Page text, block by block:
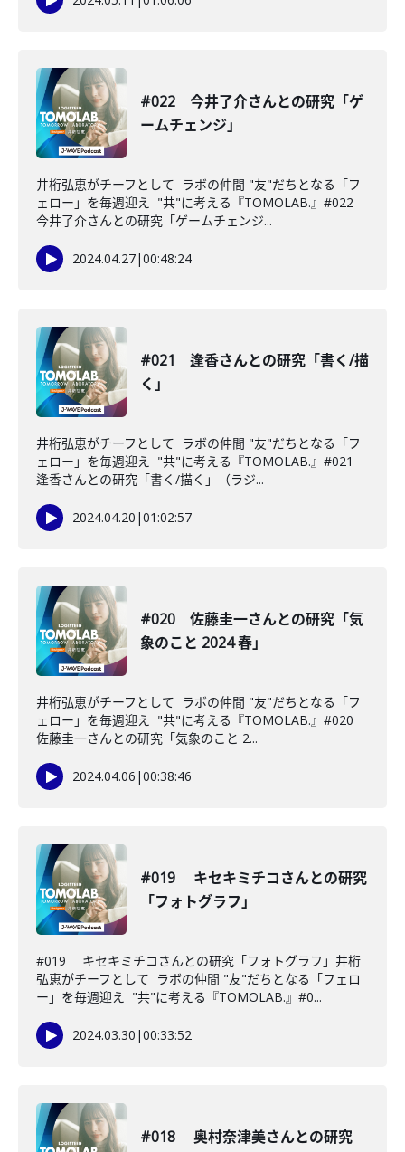
#022 今井了介さんとの研究「ゲ
ームチェンジ」
井桁弘恵がチーフとして ラボの仲間 "友"だちとなる「フ
ェロー」を毎週迎え "共"に考える『TOMOLAB.』#022
今井了介さんとの研究「ゲームチェンジ...
2024.04.27|00:48:24
#021 逢香さんとの研究「書く/描
く」
井桁弘恵がチーフとして ラボの仲間 "友"だちとなる「フ
ェロー」を毎週迎え "共"に考える『TOMOLAB.』#021
逢香さんとの研究「書く/描く」（ラジ...
2024.04.20 |01:02:57
#020 佐藤圭一さんとの研究「気
象のこと 2024 春」
井桁弘恵がチーフとして ラボの仲間 "友"だちとなる「フ
ェロー」を毎週迎え "共"に考える『TOMOLAB.』#020
佐藤圭一さんとの研究「気象のこと 2...
2024.04.06 |00:38:46
#019 キセキミチコさんとの研究
「フォトグラフ」
#019 キセキミチコさんとの研究「フォトグラフ」井桁
弘恵がチーフとして ラボの仲間 "友"だちとなる「フェロ
ー」を毎週迎え "共"に考える『TOMOLAB.』#0...
2024.03.30 |00:33:52
#018 奥村奈津美さんとの研究